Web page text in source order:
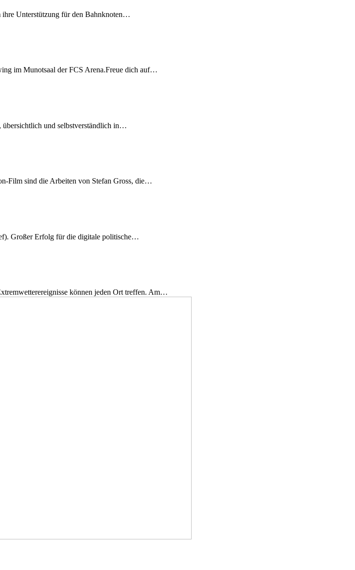
ihre Unterstützung für den Bahnknoten…
im Munotsaal der FCS Arena.Freue dich auf…
übersichtlich und selbstverständlich in…
Film sind die Arbeiten von Stefan Gross, die…
Großer Erfolg für die digitale politische…
können jeden Ort treffen. Am…